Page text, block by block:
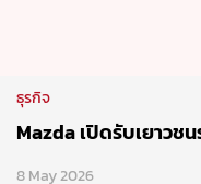
ธุรกิจ
Mazda เปิดรับเยาวช
8 May 2026